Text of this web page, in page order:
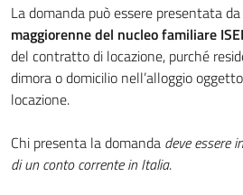
La domanda può essere presentata
maggiorenne del nucleo familiare
del contratto di locazione, purché
dimora o domicilio nell’alloggio
locazione.
Chi presenta la domanda deve essere
di un conto corrente in Italia.